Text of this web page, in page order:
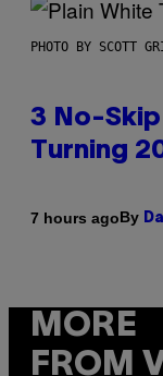
PHOTO BY SCOTT
3 No-
Turning
7 hours agoBy
MORE
FROM